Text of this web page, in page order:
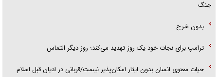
جنگ
بدون شرح
ترامپ برای نجات خود یک روز تهدید می‌کند؛ روز دیگر التماس
حیات معنوی انسان بدون ایثار امکان‌پذیر نیست/قربانی در ادیان قبل اسلام